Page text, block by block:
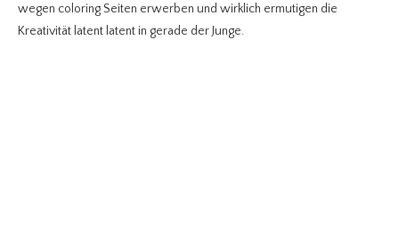
wegen coloring Seiten erwerben und wirklich ermutigen die
Kreativität latent latent in gerade der Junge.